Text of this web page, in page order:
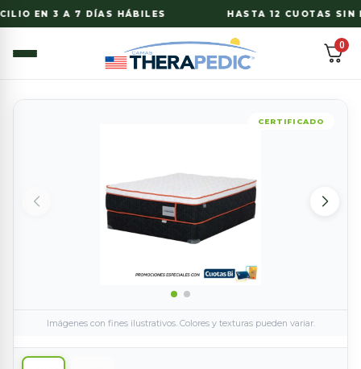
EN 3 A 7 DÍAS HÁBILES HASTA 12 CUOTAS SIN
0
CERTIFICADO
Imágenes con fines ilustrativos. Colores y texturas pueden variar.